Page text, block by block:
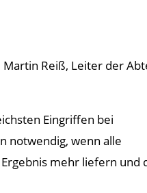
Reiß, Leiter der
Eingriffen bei
notwendig, wenn alle
mehr liefern und